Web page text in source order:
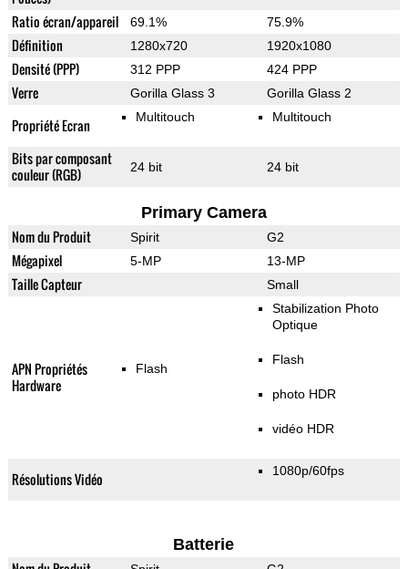
Ratio écran/appareil 69.1% 75.9%
Définition 1280x720 1920x1080
Densité (PPP) 312 PPP 424 PPP
Verre Gorilla Glass 3 Gorilla Glass 2
Propriété Ecran Multitouch Multitouch
Bits par composant
couleur (RGB)
24 bit 24 bit
Primary Camera
Nom du Produit Spirit G2
Mégapixel 5-MP 13-MP
Taille Capteur Small
APN Propriétés
Hardware
Flash
Stabilization Photo
Optique
Flash
photo HDR
vidéo HDR
Résolutions Vidéo 1080p/60fps
Batterie